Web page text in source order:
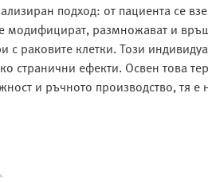
подход: от пациента се
модифицират, размножават и
раковите клетки. Този
странични ефекти. Освен това
и ръчното производство, тя е